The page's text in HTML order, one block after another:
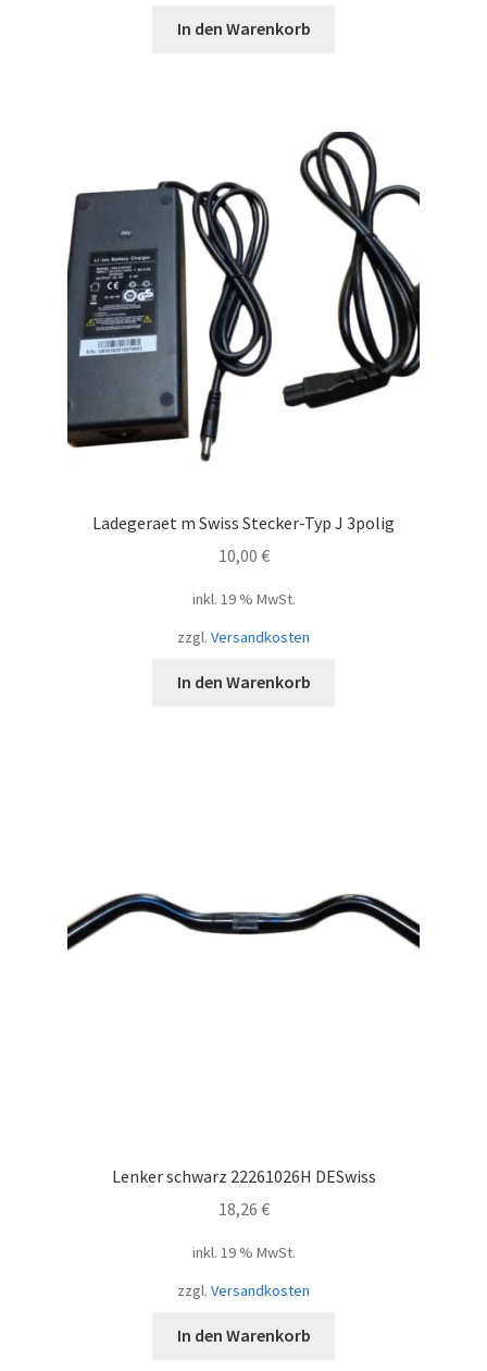
In den Warenkorb
Ladegeraet m Swiss Stecker-Typ J 3polig
10,00 €
inkl. 19 % MwSt.
zzgl. Versandkosten
In den Warenkorb
Lenker schwarz 22261026H DESwiss
18,26 €
inkl. 19 % MwSt.
zzgl. Versandkosten
In den Warenkorb